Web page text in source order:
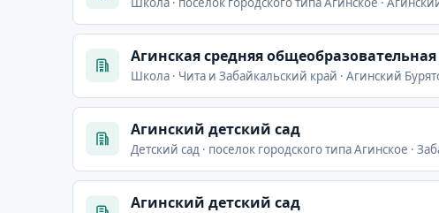
Агинская средняя
Школа · Чита и Забайкальский край · Агинский
Агинский детский сад
Детский сад · поселок городского типа Агинское ·
Агинский детский сад